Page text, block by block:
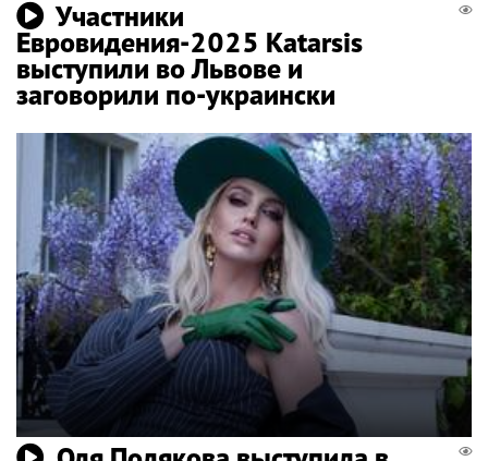
Участники
Евровидения-2025 Katarsis
выступили во Львове и
заговорили по-украински